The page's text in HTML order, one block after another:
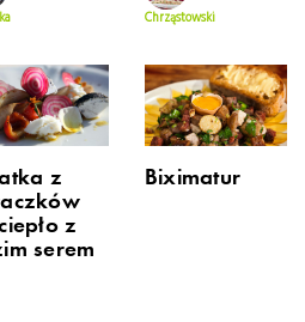
Chrząstowski
z
z
serem
Biximatur